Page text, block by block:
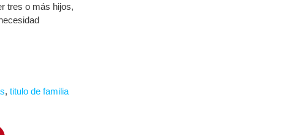
tres o más hijos,
, titulo de familia